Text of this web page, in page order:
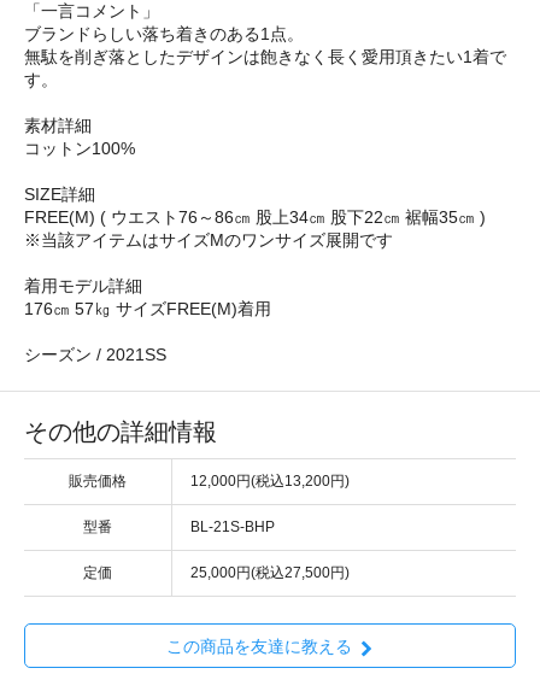
「一言コメント」
ブランドらしい落ち着きのある1点。
無駄を削ぎ落としたデザインは飽きなく長く愛用頂きたい1着で
す。
素材詳細
コットン100%
SIZE詳細
FREE(M) ( ウエスト76～86㎝ 股上34㎝ 股下22㎝ 裾幅35㎝ )
※当該アイテムはサイズMのワンサイズ展開です
着用モデル詳細
176㎝ 57㎏ サイズFREE(M)着用
シーズン / 2021SS
その他の詳細情報
販売価格 12,000円(税込13,200円)
型番 BL-21S-BHP
定価 25,000円(税込27,500円)
この商品を友達に教える